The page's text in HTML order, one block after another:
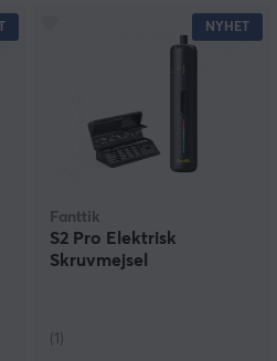
NYHET
Fanttik
S2 Pro Elektrisk
Skruvmejsel
(1)